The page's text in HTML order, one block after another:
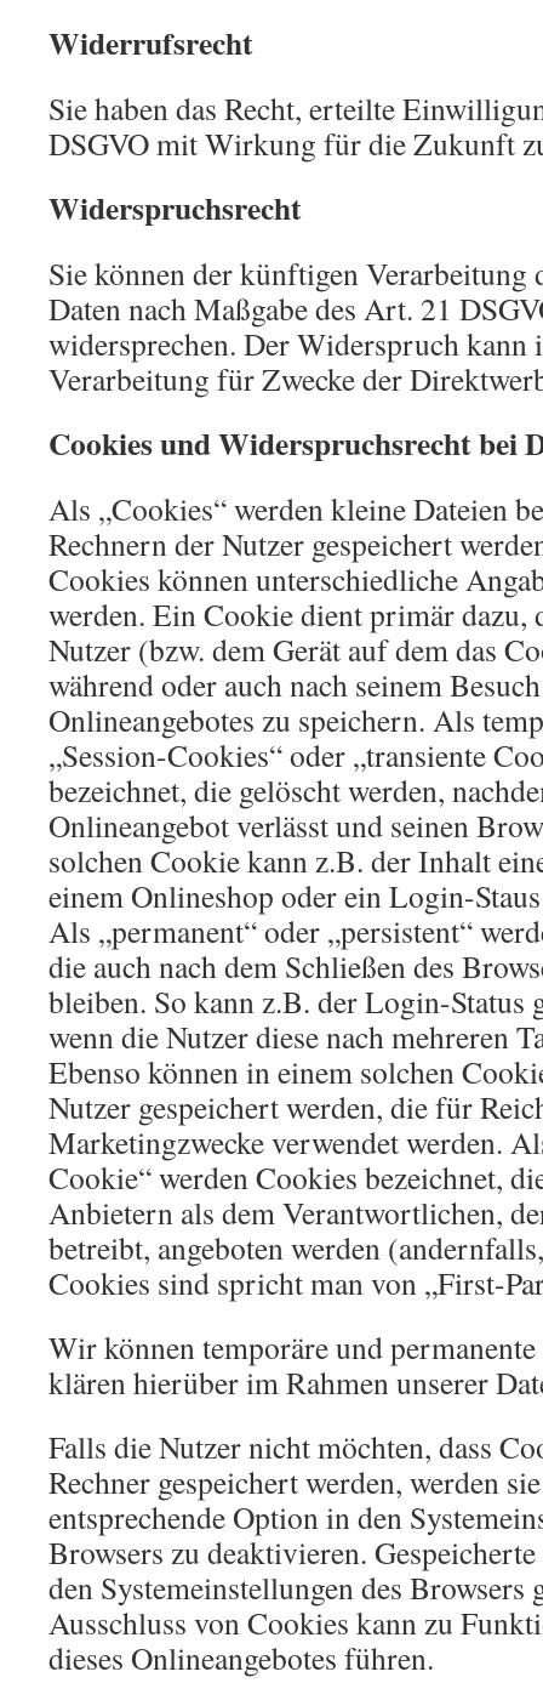
Widerrufsrecht
Sie haben das Recht, erteilte
DSGVO mit Wirkung für die Zukunft
Widerspruchsrecht
Sie können der künftigen Verarbeitung
Daten nach Maßgabe des Art. 21
widersprechen. Der Widerspruch kann
Verarbeitung für Zwecke der
Cookies und Widerspruchsrecht bei
Als „Cookies“ werden kleine Dateien
Rechnern der Nutzer gespeichert
Cookies können unterschiedliche
werden. Ein Cookie dient primär dazu,
Nutzer (bzw. dem Gerät auf dem das
während oder auch nach seinem
Onlineangebotes zu speichern. Als
„Session-Cookies“ oder „transiente
bezeichnet, die gelöscht werden,
Onlineangebot verlässt und seinen
solchen Cookie kann z.B. der Inhalt
einem Onlineshop oder ein Login-
Als „permanent“ oder „persistent“
die auch nach dem Schließen des
bleiben. So kann z.B. der Login-Status
wenn die Nutzer diese nach mehreren
Ebenso können in einem solchen
Nutzer gespeichert werden, die für
Marketingzwecke verwendet werden.
Cookie“ werden Cookies bezeichnet,
Anbietern als dem Verantwortlichen,
betreibt, angeboten werden
Cookies sind spricht man von „First-
Wir können temporäre und
klären hierüber im Rahmen unserer
Falls die Nutzer nicht möchten, dass
Rechner gespeichert werden, werden
entsprechende Option in den
Browsers zu deaktivieren.
den Systemeinstellungen des Browsers
Ausschluss von Cookies kann zu
dieses Onlineangebotes führen.